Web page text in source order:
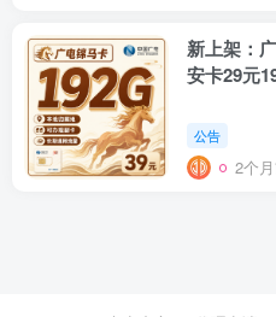
新上架：
安卡29元
80G+300
广电蜀道
130G+200
公告
2个